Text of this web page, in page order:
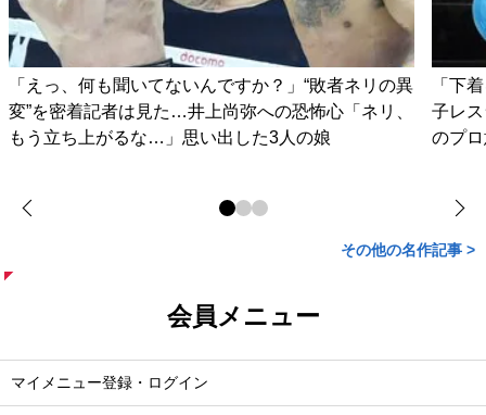
「えっ、何も聞いてないんですか？」“敗者ネリの異
変”を密着記者は見た…井上尚弥への恐怖心「ネリ、
もう立ち上がるな…」思い出した3人の娘
「下
子レ
のプ
その他の名作記事 >
会員メニュー
マイメニュー登録・ログイン